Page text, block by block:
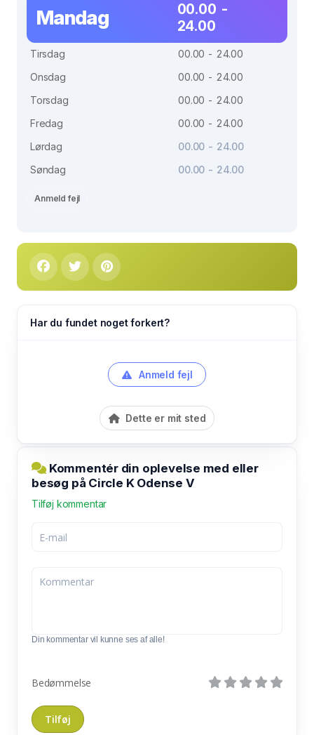
Mandag
00.00 -
24.00
Tirsdag
00.00 - 24.00
Onsdag
00.00 - 24.00
Torsdag
00.00 - 24.00
Fredag
00.00 - 24.00
Lørdag
00.00 - 24.00
Søndag
00.00 - 24.00
Anmeld fejl
Har du fundet noget forkert?
Anmeld fejl
Dette er mit sted
Kommentér din oplevelse med eller
besøg på Circle K Odense V
Tilføj kommentar
Din kommentar vil kunne ses af alle!
Bedømmelse